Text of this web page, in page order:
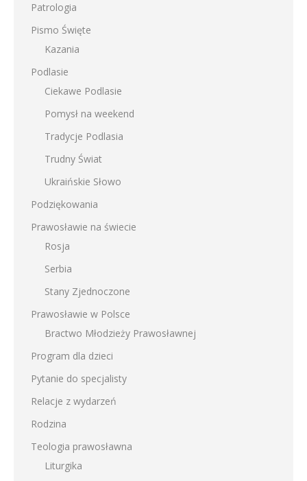
Patrologia
Pismo Święte
Kazania
Podlasie
Ciekawe Podlasie
Pomysł na weekend
Tradycje Podlasia
Trudny Świat
Ukraińskie Słowo
Podziękowania
Prawosławie na świecie
Rosja
Serbia
Stany Zjednoczone
Prawosławie w Polsce
Bractwo Młodzieży Prawosławnej
Program dla dzieci
Pytanie do specjalisty
Relacje z wydarzeń
Rodzina
Teologia prawosławna
Liturgika